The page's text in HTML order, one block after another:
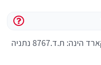
כתובת למשלוח דואר אל פספורט קארד הינה: ת.ד.8767 נתניה